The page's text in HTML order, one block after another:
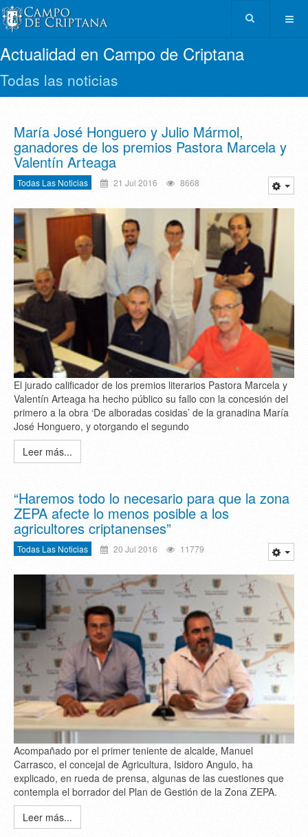
Actualidad en Campo de Criptana
Todas las noticias
María José Honguero y Julio Mármol,
ganadores de los premios Pastora Marcela y
Valentín Arteaga
Todas Las Noticias 21 Jul 2016 8668
El jurado calificador de los premios literarios Pastora Marcela y
Valentín Arteaga ha hecho público su fallo con la concesión del
primero a la obra ‘De alboradas cosidas’ de la granadina María
José Honguero, y otorgando el segundo
Leer más...
“Haremos todo lo necesario para que la zona
ZEPA afecte lo menos posible a los
agricultores criptanenses”
Todas Las Noticias 20 Jul 2016 11779
Acompañado por el primer teniente de alcalde, Manuel
Carrasco, el concejal de Agricultura, Isidoro Angulo, ha
explicado, en rueda de prensa, algunas de las cuestiones que
contempla el borrador del Plan de Gestión de la Zona ZEPA.
Leer más...